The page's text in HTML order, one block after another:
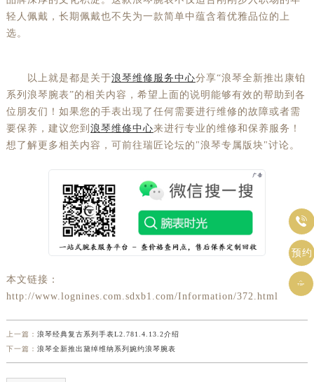
轻人佩戴，长期佩戴也不失为一款简单中蕴含着优雅品位的上
选。
以上就是都是关于浪琴维修服务中心分享“浪琴全新推出康铂
系列浪琴腕表”的相关内容，希望上面的说明能够有效的帮助到各
位朋友们！如果您的手表出现了任何需要进行维修的故障或者需
要保养，建议您到 浪琴维修中心来进行专业的维修和保养服务！
想了解更多相关内容，可前往瑞匠论坛的"浪琴专属版块"讨论。
本文链接：
http://www.lognines.com.sdxb1.com/Information/372.html
上一篇： 浪琴经典复古系列手表L2.781.4.13.2介绍
下一篇： 浪琴全新推出黛绰维纳系列婉约浪琴腕表

预约
